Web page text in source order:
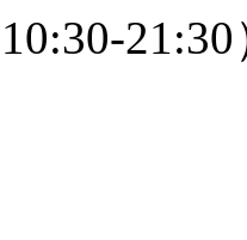
21:30